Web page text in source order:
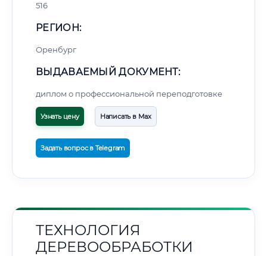
516
РЕГИОН:
Оренбург
ВЫДАВАЕМЫЙ ДОКУМЕНТ:
диплом о профессиональной переподготовке
Узнать цену Написать в Max
Задать вопрос в Telegram
ТЕХНОЛОГИЯ
ДЕРЕВООБРАБОТКИ